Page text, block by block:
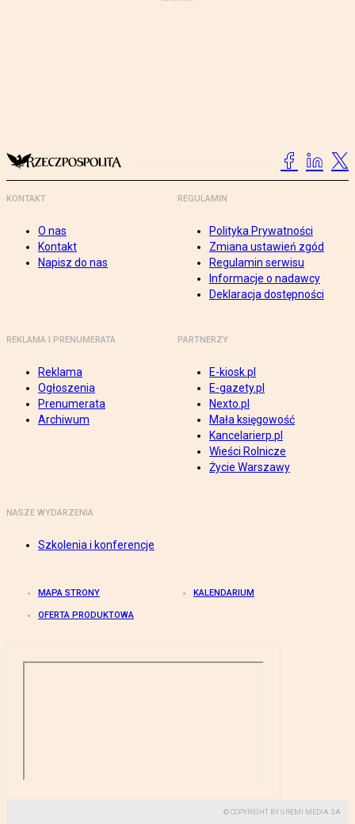
KONTAKT
O nas
Kontakt
Napisz do nas
REGULAMIN
Polityka Prywatności
Zmiana ustawień zgód
Regulamin serwisu
Informacje o nadawcy
Deklaracja dostępności
REKLAMA I PRENUMERATA
Reklama
Ogłoszenia
Prenumerata
Archiwum
PARTNERZY
E-kiosk.pl
E-gazety.pl
Nexto.pl
Mała księgowość
Kancelarierp.pl
Wieści Rolnicze
Życie Warszawy
NASZE WYDARZENIA
Szkolenia i konferencje
MAPA STRONY KALENDARIUM
OFERTA PRODUKTOWA
© COPYRIGHT BY GREMI MEDIA SA